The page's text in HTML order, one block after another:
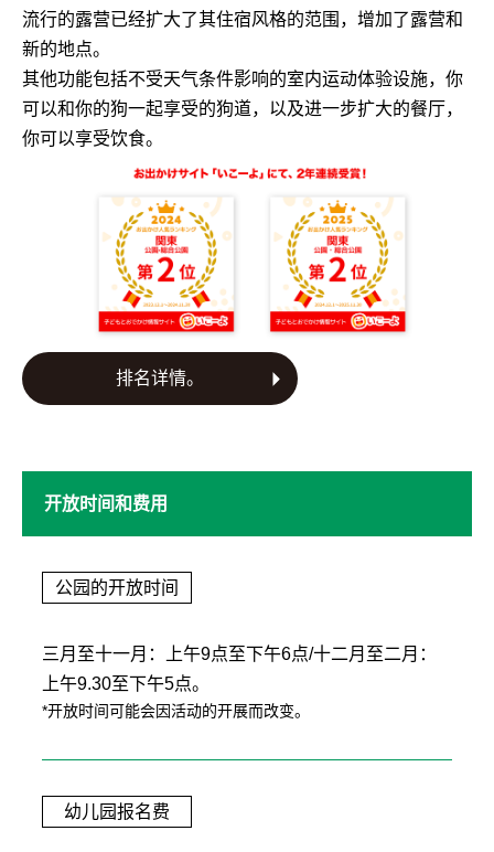
流行的露营已经扩大了其住宿风格的范围，增加了露营和
新的地点。
其他功能包括不受天气条件影响的室内运动体验设施，你
可以和你的狗一起享受的狗道，以及进一步扩大的餐厅，
你可以享受饮食。
排名详情。
开放时间和费用
公园的开放时间
三月至十一月：上午9点至下午6点/十二月至二月：
上午9.30至下午5点。
*开放时间可能会因活动的开展而改变。
幼儿园报名费